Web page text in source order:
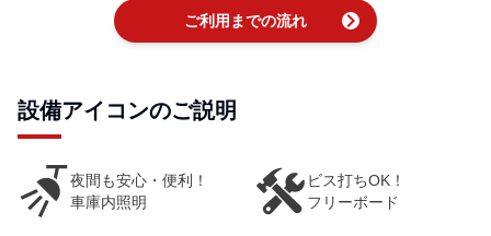
ご利用までの流れ chevron_right
設備アイコンのご説明
夜間も安心・便利！
車庫内照明
ビス打ちOK！
フリーボード